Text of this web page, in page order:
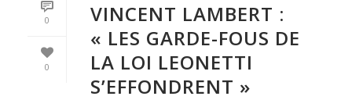
0
0
VINCENT LAMBERT :
« LES GARDE-FOUS DE
LA LOI LEONETTI
S’EFFONDRENT »